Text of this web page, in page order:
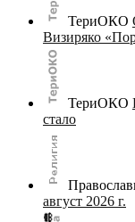
ТериОКО
Визиряко
ТериОКО
стало
август 2026 г.